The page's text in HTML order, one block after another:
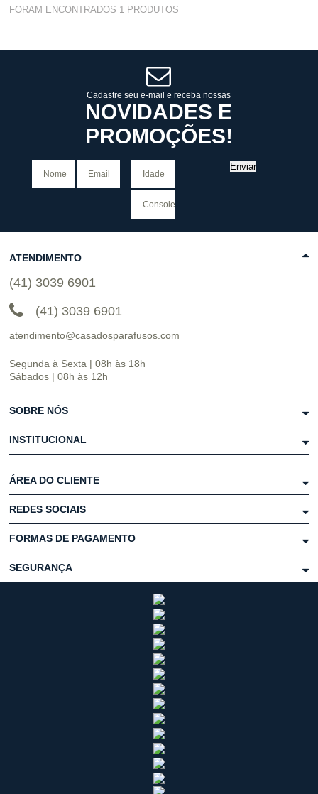
Varejo: R$ 630,47
6 x de R$ 76,71
FORAM ENCONTRADOS 1 PRODUTOS
Cadastre seu e-mail e receba nossas
NOVIDADES E
PROMOÇÕES!
Enviar
ATENDIMENTO
(41) 3039 6901
(41) 3039 6901
atendimento@casadosparafusos.com
Segunda à Sexta | 08h às 18h
Sábados | 08h às 12h
SOBRE NÓS
INSTITUCIONAL
ÁREA DO CLIENTE
REDES SOCIAIS
FORMAS DE PAGAMENTO
SEGURANÇA